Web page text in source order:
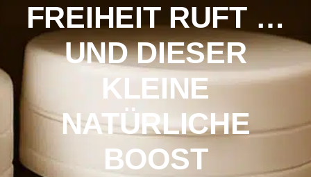
FREIHEIT RUFT …
UND DIESER
KLEINE
NATÜRLICHE
BOOST